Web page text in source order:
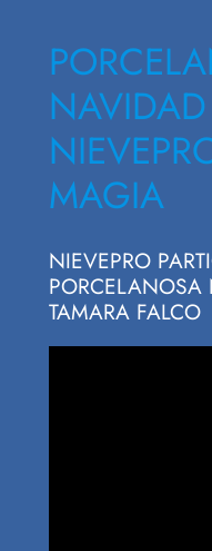
MAGIA
NIEVEPRO
TAMARA FALCO